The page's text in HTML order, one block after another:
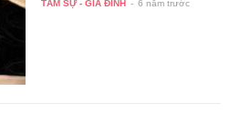
TÂM SỰ - GIA ĐÌNH - 6 năm trước